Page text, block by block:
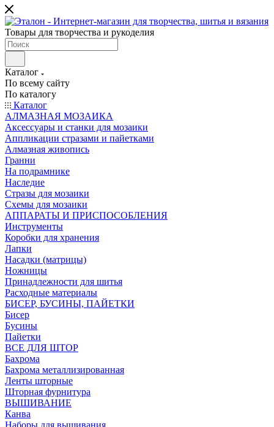
Товары для творчества и рукоделия
Каталог
По всему сайту
По каталогу
Каталог
АЛМАЗНАЯ МОЗАИКА
Аксессуары и станки для мозаики
Аппликации стразами и пайетками
Алмазная живопись
Гранни
На подрамнике
Наследие
Стразы для мозаики
Схемы для мозаики
АППАРАТЫ И ПРИСПОСОБЛЕНИЯ
Инструменты
Коробки для хранения
Лапки
Насадки (матрицы)
Ножницы
Принадлежности для шитья
Расходные материалы
БИСЕР, БУСИНЫ, ПАЙЕТКИ
Бисер
Бусины
Пайетки
ВСЕ ДЛЯ ШТОР
Бахрома
Бахрома металлизированная
Ленты шторные
Шторная фурнитура
ВЫШИВАНИЕ
Канва
Наборы для вышивания